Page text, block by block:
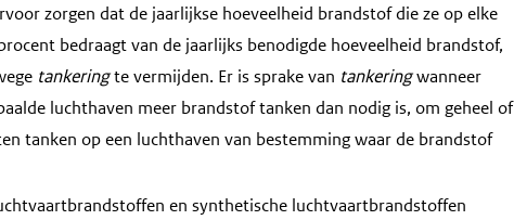
zorgen dat de jaarlijkse hoeveelheid brandstof die ze op elke
bedraagt van de jaarlijks benodigde hoeveelheid brandstof,
tankeringte vermijden. Er is sprake van tankeringwanneer
luchthaven meer brandstof tanken dan nodig is, om geheel of
tanken op een luchthaven van bestemming waar de brandstof
en synthetische luchtvaartbrandstoffen